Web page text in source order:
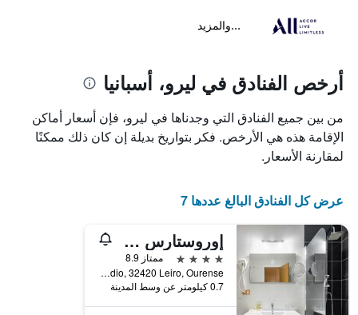
...والمزيد
أرخص الفنادق في ليرو، أسبانيا
من بين جميع الفنادق التي وجدناها في ليرو، فإن أسعار أماكن
الإقامة هذه هي الأرخص. فكر بتواريخ بديلة إن كان ذلك ممكنًا
لمقارنة الأسعار.
عرض كل الفنادق البالغ عددها 7
إوروستارس مونومينتو موناستيريو دي سان كلوديو هوتل
4 نجوم
ممتاز 8.9
San Clodio, 32420 Leiro, Ourense, ليرو, غاليسيا, أسبانيا
0.7 كيلومتر عن وسط المدينة